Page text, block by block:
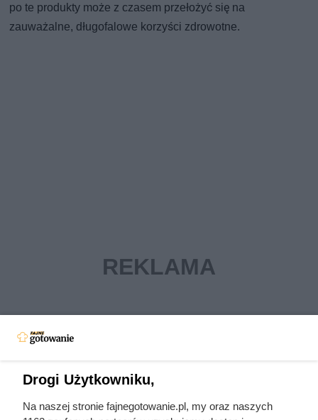
po te produkty może z czasem przełożyć się na
zauważalne, długofalowe korzyści zdrowotne.
Drogi Użytkowniku,
Na naszej stronie fajnegotowanie.pl, my oraz naszych